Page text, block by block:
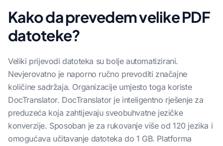
Kako da prevedem velike PDF
datoteke?
Veliki prijevodi datoteka su bolje automatizirani.
Nevjerovatno je naporno ručno prevoditi značajne
količine sadržaja. Organizacije umjesto toga koriste
DocTranslator. DocTranslator je inteligentno rješenje za
preduzeća koja zahtijevaju sveobuhvatne jezičke
konverzije. Sposoban je za rukovanje više od 120 jezika i
omogućava učitavanje datoteka do 1 GB. Platforma